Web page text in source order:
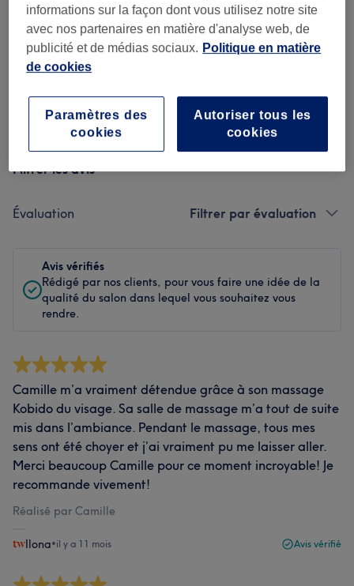
Ambiance
Propreté
Personnel
Filtrer les avis
Évaluation Filtrer par évaluation
Avis vérifiés
Rédigé par nos clients, pour vous faire une idée de la
qualité du salon dans lequel vous souhaitez vous
rendre.
Camille m’a vraiment détendue grâce à son massage
Kobido du visage. Sa salle de massage m’a tout de suite
mis dans l’ambiance. Pendant le massage, tous mes
sens ont été choyer et j’ai vraiment pu me laisser aller.
Merci beaucoup Camille pour ce moment incroyable! Je
recommande vivement!
Réalisé par Camille
Ilona•il y a 11 mois Avis vérifié
informations sur la façon dont vous utilisez notre site
avec nos partenaires en matière d'analyse web, de
publicité et de médias sociaux. Politique en matière
de cookies
Autoriser tous les
cookies
Paramètres des
cookies